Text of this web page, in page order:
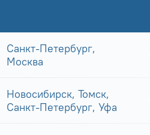
Санкт-Петербург,
Москва
Новосибирск, Томск,
Санкт-Петербург, Уфа